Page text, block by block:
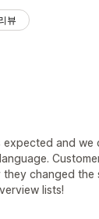
뷰
expected and we
they changed
lists!